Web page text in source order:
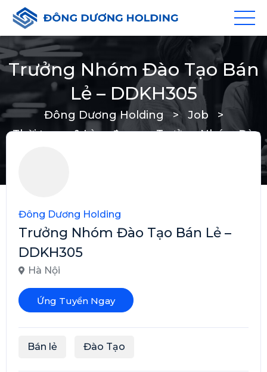
Trưởng Nhóm Đào Tạo Bán
Lẻ – DDKH305
Đông Dương Holding > Job
>
Thời trang & Làm đẹp > Trưởng Nhóm Đào
Đông Dương Holding
Trưởng Nhóm Đào Tạo Bán Lẻ –
DDKH305
Hà Nội
Ứng Tuyển Ngay
Bán lẻ Đào Tạo